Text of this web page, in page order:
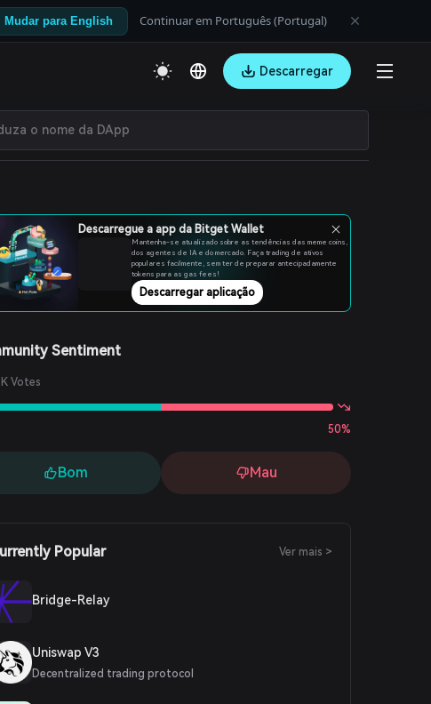
Mudar para English Continuar em Português (Portugal)
Descarregar
Descarregue a app da Bitget Wallet
Mantenha-se atualizado sobre as tendências das meme coins,
dos agentes de IA e do mercado. Faça trading de ativos
populares facilmente, sem ter de preparar antecipadamente
tokens para as gas fees!
Descarregar aplicação
Sentiment
Votes
50%
Bom Mau
Popular Ver mais >
Bridge-Relay
Uniswap V3
Decentralized trading protocol